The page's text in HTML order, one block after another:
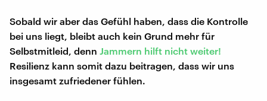
Sobald wir aber das Gefühl haben, dass die Kontrolle
bei uns liegt, bleibt auch kein Grund mehr für
Selbstmitleid, denn Jammern hilft nicht weiter!
Resilienz kann somit dazu beitragen, dass wir uns
insgesamt zufriedener fühlen.